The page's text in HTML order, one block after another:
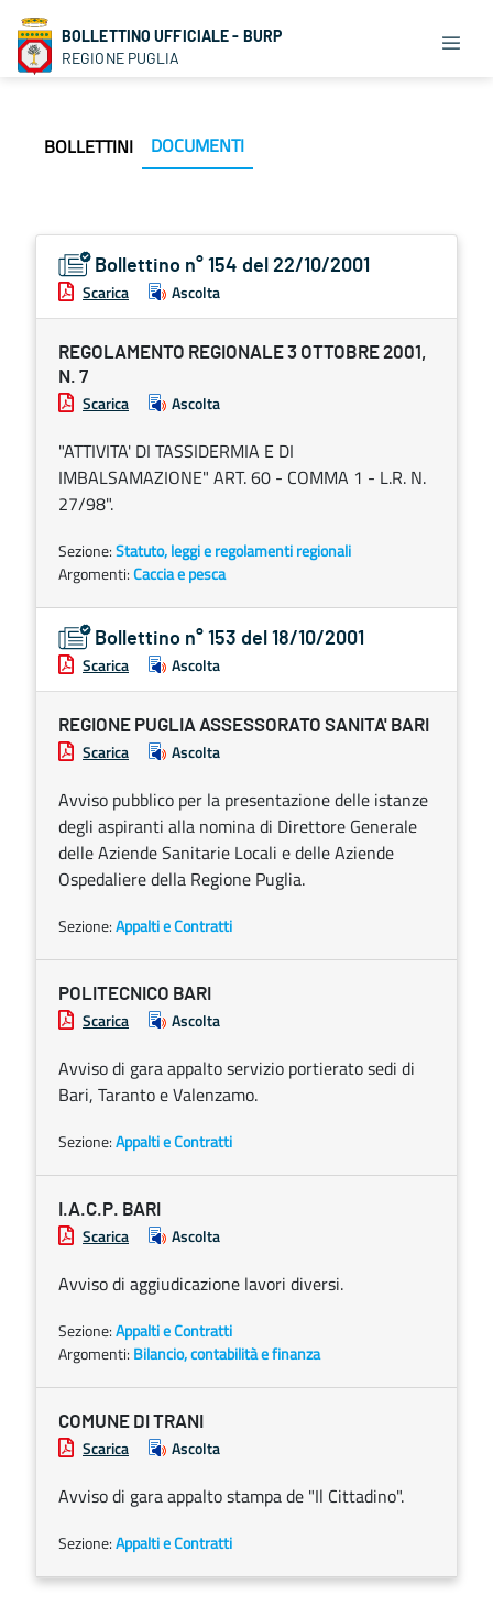
BOLLETTINO UFFICIALE - BURP
REGIONE PUGLIA
BOLLETTINI DOCUMENTI
Bollettino n° 154 del 22/10/2001
Scarica Ascolta
REGOLAMENTO REGIONALE 3 OTTOBRE 2001,
N. 7
Scarica Ascolta
"ATTIVITA' DI TASSIDERMIA E DI
IMBALSAMAZIONE" ART. 60 - COMMA 1 - L.R. N.
27/98".
Sezione:Statuto, leggi e regolamenti regionali
Argomenti:Caccia e pesca
Bollettino n° 153 del 18/10/2001
Scarica Ascolta
REGIONE PUGLIA ASSESSORATO SANITA' BARI
Scarica Ascolta
Avviso pubblico per la presentazione delle istanze
degli aspiranti alla nomina di Direttore Generale
delle Aziende Sanitarie Locali e delle Aziende
Ospedaliere della Regione Puglia.
Sezione:Appalti e Contratti
POLITECNICO BARI
Scarica Ascolta
Avviso di gara appalto servizio portierato sedi di
Bari, Taranto e Valenzamo.
Sezione:Appalti e Contratti
I.A.C.P. BARI
Scarica Ascolta
Avviso di aggiudicazione lavori diversi.
Sezione:Appalti e Contratti
Argomenti: Bilancio, contabilità e finanza
COMUNE DI TRANI
Scarica Ascolta
Avviso di gara appalto stampa de "Il Cittadino".
Sezione:Appalti e Contratti